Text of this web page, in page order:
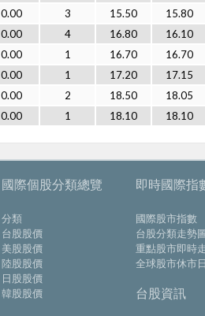
0.00 3 15.50
15.80
0.00 4 16.80
16.10
0.00 1 16.70
16.70
0.00 1 17.20
17.15
0.00 2 18.50
18.05
0.00 1 18.10 18.10
國際個股分類總覽
分類
台股股價
美股股價
陸股股價
日股股價
韓股股價
即時國際指
國際股市指數
台股分類走勢
重點股市即時
全球股市休市
台股資訊